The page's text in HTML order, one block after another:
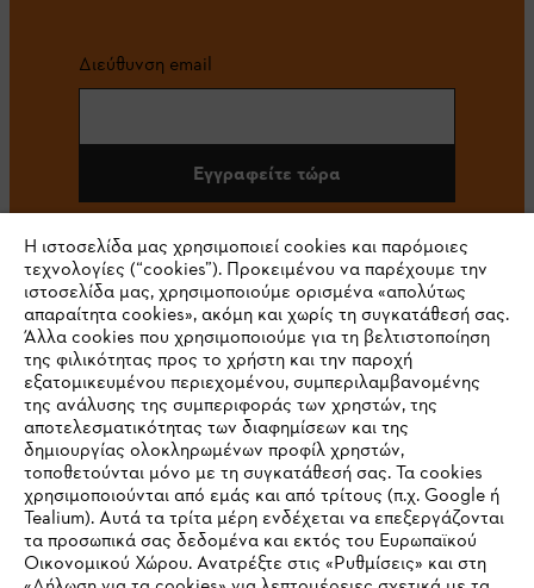
Διεύθυνση email
Εγγραφείτε τώρα
#STIHL
Εταιρεία
Η ιστοσελίδα μας χρησιμοποιεί cookies και παρόμοιες
τεχνολογίες (“cookies”). Προκειμένου να παρέχουμε την
ιστοσελίδα μας, χρησιμοποιούμε ορισμένα «απολύτως
απαραίτητα cookies», ακόμη και χωρίς τη συγκατάθεσή σας.
Άλλα cookies που χρησιμοποιούμε για τη βελτιστοποίηση
της φιλικότητας προς το χρήστη και την παροχή
εξατομικευμένου περιεχομένου, συμπεριλαμβανομένης
της ανάλυσης της συμπεριφοράς των χρηστών, της
αποτελεσματικότητας των διαφημίσεων και της
δημιουργίας ολοκληρωμένων προφίλ χρηστών,
τοποθετούνται μόνο με τη συγκατάθεσή σας. Τα cookies
χρησιμοποιούνται από εμάς και από τρίτους (π.χ. Google ή
Tealium). Αυτά τα τρίτα μέρη ενδέχεται να επεξεργάζονται
τα προσωπικά σας δεδομένα και εκτός του Ευρωπαϊκού
Οικονομικού Χώρου. Ανατρέξτε στις «Ρυθμίσεις» και στη